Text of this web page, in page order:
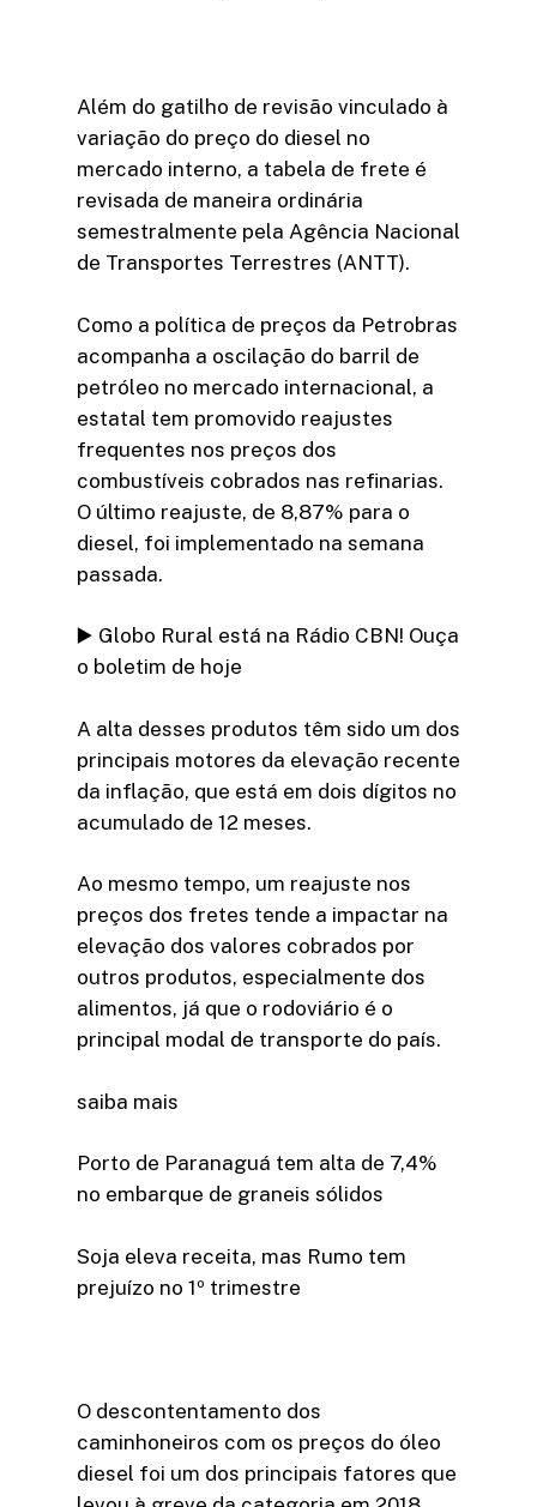
Além do gatilho de revisão vinculado à
variação do preço do diesel no
mercado interno, a tabela de frete é
revisada de maneira ordinária
semestralmente pela Agência Nacional
de Transportes Terrestres (ANTT).
Como a política de preços da Petrobras
acompanha a oscilação do barril de
petróleo no mercado internacional, a
estatal tem promovido reajustes
frequentes nos preços dos
combustíveis cobrados nas refinarias.
O último reajuste, de 8,87% para o
diesel, foi implementado na semana
passada.
▶️ Globo Rural está na Rádio CBN! Ouça
o boletim de hoje
A alta desses produtos têm sido um dos
principais motores da elevação recente
da inflação, que está em dois dígitos no
acumulado de 12 meses.
Ao mesmo tempo, um reajuste nos
preços dos fretes tende a impactar na
elevação dos valores cobrados por
outros produtos, especialmente dos
alimentos, já que o rodoviário é o
principal modal de transporte do país.
saiba mais
Porto de Paranaguá tem alta de 7,4%
no embarque de graneis sólidos
Soja eleva receita, mas Rumo tem
prejuízo no 1º trimestre
O descontentamento dos
caminhoneiros com os preços do óleo
diesel foi um dos principais fatores que